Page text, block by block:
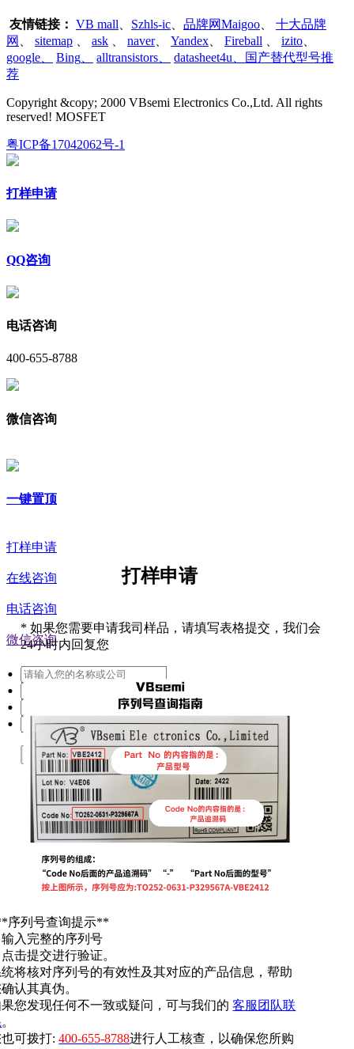
友情链接： VB mall Szhls-ic 品牌网Maigoo
十大品牌
网
sitemap ask naver、 Yandex Fireball izito
google
Bing alltransistors
datasheet4u、国产替代型号推
荐
Copyright &copy; 2000 VBsemi Electronics Co.,Ltd. All rights
reserved! MOSFET
粤ICP备17042062号-1
打样申请
QQ咨询
电话咨询
400-655-8788
微信咨询
一键置顶
打样申请
在线咨询
电话咨询
微信咨询
打样申请
* 如果您需要申请我司样品，请填写表格提交，我们会
24小时内回复您
提交
序列号查询提示**
输入完整的序列号
点击提交进行验证。
将核对序列号的有效性及其对应的产品信息，帮助
认其真伪。
您发现任何不一致或疑问，可与我们的客服团队联
。
也可拨打:400-655-8788进行人工核查，以确保您所购